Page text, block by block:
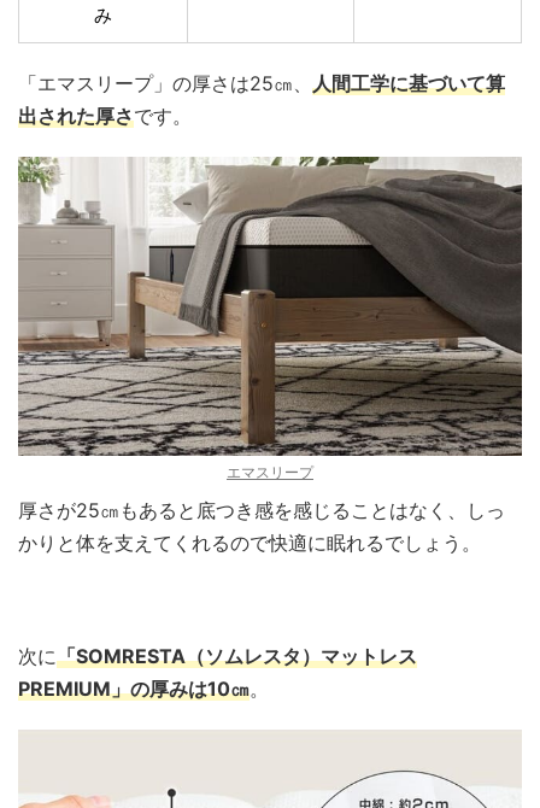
み
「エマスリープ」の厚さは25㎝、 人間工学に基づいて算
出された厚さです。
エマスリープ
厚さが25㎝もあると底つき感を感じることはなく、しっ
かりと体を支えてくれるので快適に眠れるでしょう。
次に「SOMRESTA（ソムレスタ）マットレス
PREMIUM」の厚みは10㎝。